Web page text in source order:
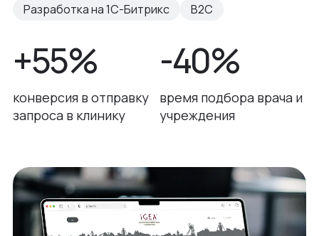
Разработка на 1С-Битрикс
B2C
+55%
конверсия в отправку
запроса в клинику
-40%
время подбора врача и
учреждения